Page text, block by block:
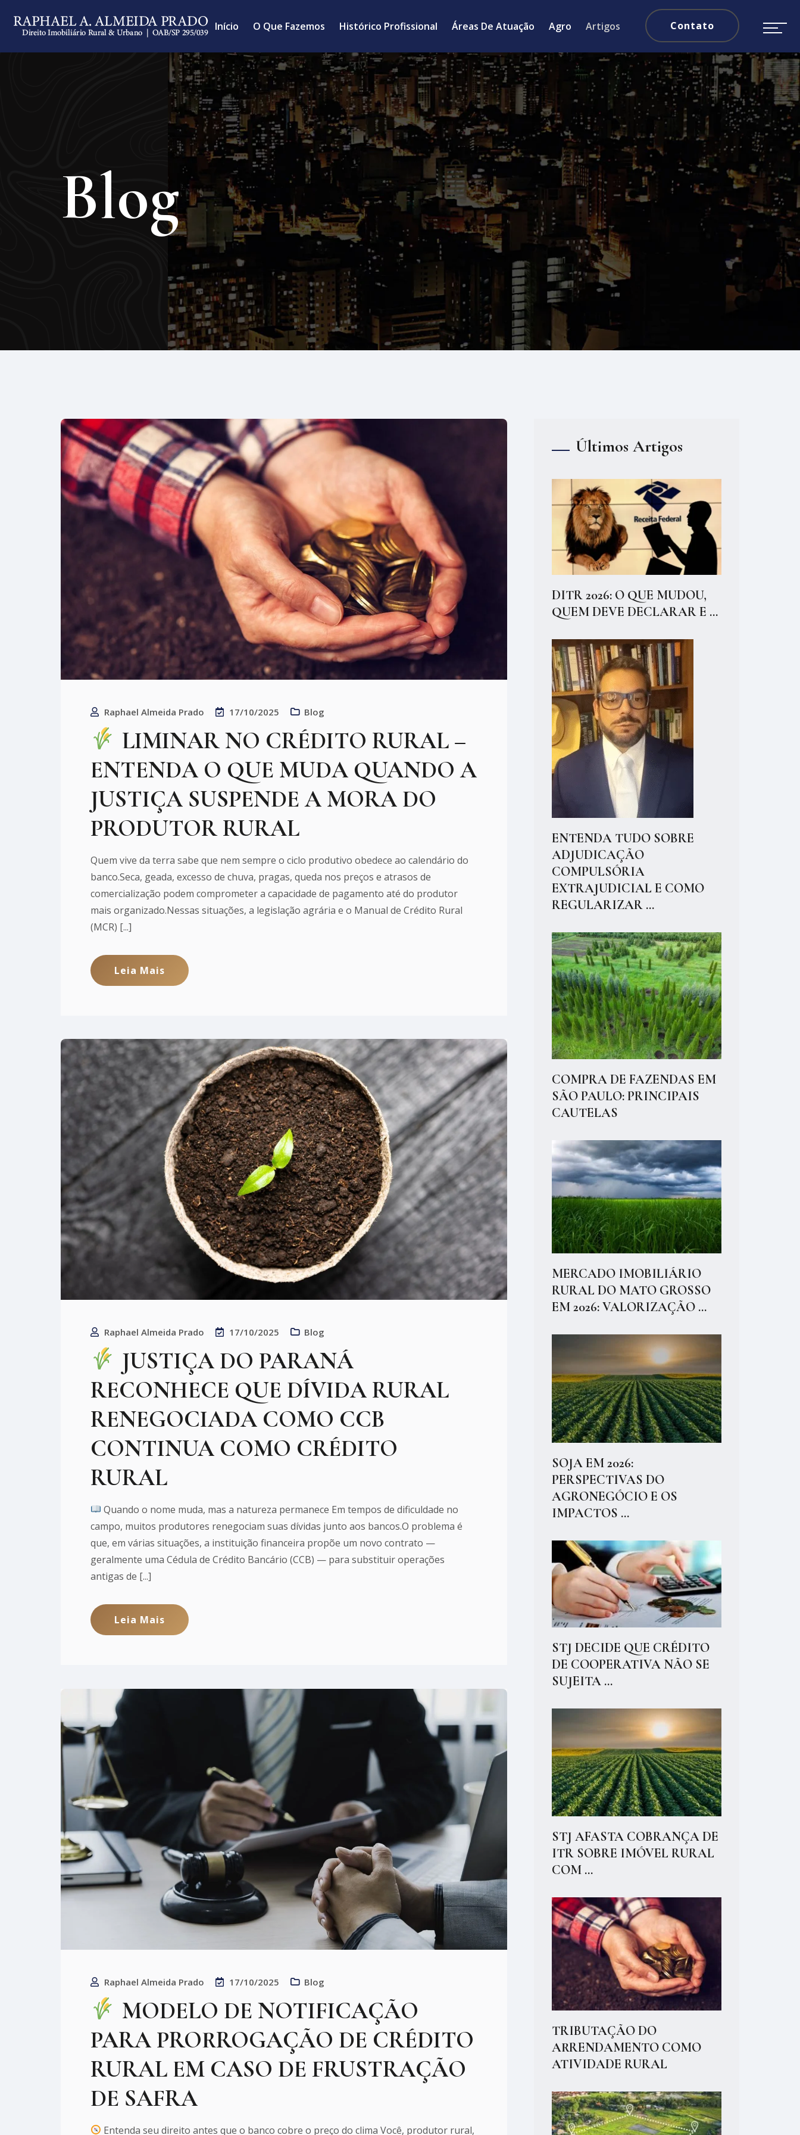
Início O Que Fazemos Histórico Profissional Áreas De Atuação Agro Artigos Contato
Blog
Artigos
Raphael Almeida Prado 17/10/2025 Blog
LIMINAR NO CRÉDITO RURAL –
ENTENDA O QUE MUDA QUANDO A
JUSTIÇA SUSPENDE A MORA DO
PRODUTOR RURAL
Quem vive da terra sabe que nem sempre o ciclo produtivo obedece ao calendário do
banco.Seca, geada, excesso de chuva, pragas, queda nos preços e atrasos de
comercialização podem comprometer a capacidade de pagamento até do produtor
mais organizado.Nessas situações, a legislação agrária e o Manual de Crédito Rural
(MCR) [...]
Leia Mais
Raphael Almeida Prado 17/10/2025 Blog
JUSTIÇA DO PARANÁ
RECONHECE QUE DÍVIDA RURAL
RENEGOCIADA COMO CCB
CONTINUA COMO CRÉDITO
RURAL
Quando o nome muda, mas a natureza permanece Em tempos de dificuldade no
campo, muitos produtores renegociam suas dívidas junto aos bancos.O problema é
que, em várias situações, a instituição financeira propõe um novo contrato —
geralmente uma Cédula de Crédito Bancário (CCB) — para substituir operações
antigas de [...]
Leia Mais
Raphael Almeida Prado 17/10/2025 Blog
MODELO DE NOTIFICAÇÃO
PARA PRORROGAÇÃO DE CRÉDITO
RURAL EM CASO DE FRUSTRAÇÃO
DE SAFRA
Entenda seu direito antes que o banco cobre o preço do clima Você, produtor rural,
Últimos Artigos
DITR 2026: O QUE MUDOU,
QUEM DEVE DECLARAR E ...
ENTENDA TUDO SOBRE
ADJUDICAÇÃO
COMPULSÓRIA
EXTRAJUDICIAL E COMO
REGULARIZAR ...
COMPRA DE FAZENDAS EM
SÃO PAULO: PRINCIPAIS
CAUTELAS
MERCADO IMOBILIÁRIO
RURAL DO MATO GROSSO
EM 2026: VALORIZAÇÃO ...
SOJA EM 2026:
PERSPECTIVAS DO
AGRONEGÓCIO E OS
IMPACTOS ...
STJ DECIDE QUE CRÉDITO
DE COOPERATIVA NÃO SE
SUJEITA ...
STJ AFASTA COBRANÇA DE
ITR SOBRE IMÓVEL RURAL
COM ...
TRIBUTAÇÃO DO
ARRENDAMENTO COMO
ATIVIDADE RURAL